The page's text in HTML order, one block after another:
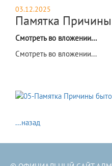
03.12.2025
Памятка
Смотреть во вложении...
Смотреть во вложении...
...назад